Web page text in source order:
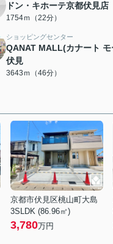
ドン・キホーテ京都伏見店
1754ｍ（22分）
ショッピングセンター
QANAT MALL(カナート モ
伏見
3643ｍ（46分）
京都市伏見区桃山町大島
3SLDK (86.96㎡)
3,780万円